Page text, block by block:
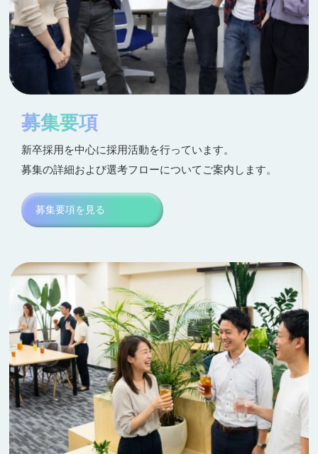
募集要項
新卒採用を中心に採用活動を行っています。
募集の詳細および選考フローについてご案内します。
募集要項を見る